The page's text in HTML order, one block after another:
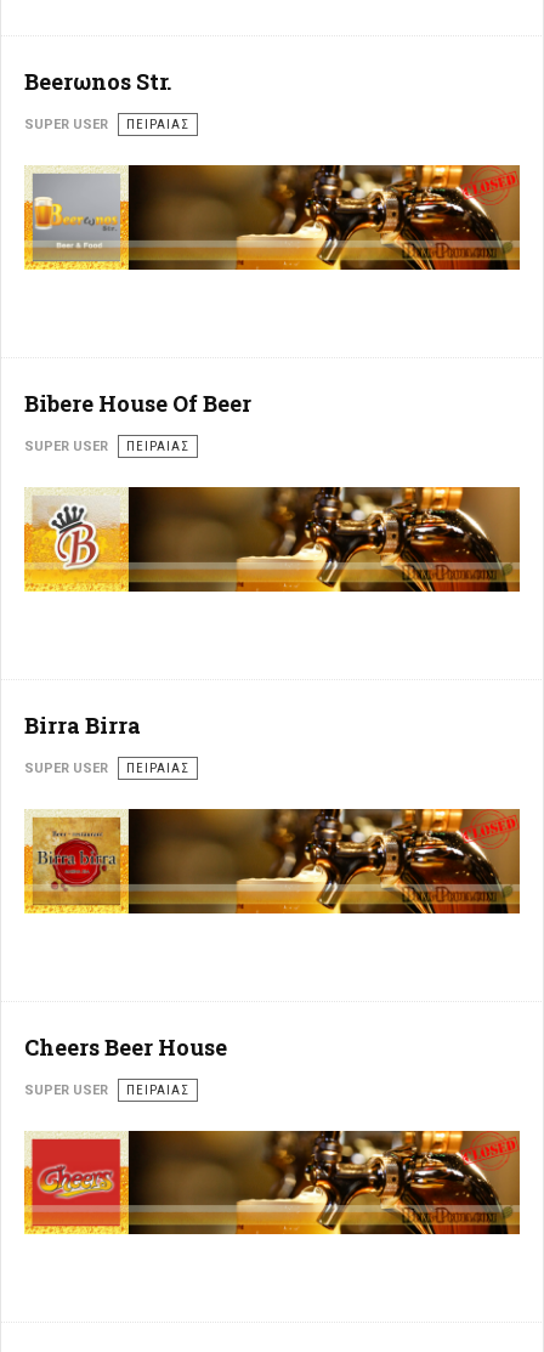
Beerωnos Str.
SUPER USER ΠΕΙΡΑΙΆΣ
Bibere House Of Beer
SUPER USER ΠΕΙΡΑΙΆΣ
Birra Birra
SUPER USER ΠΕΙΡΑΙΆΣ
Cheers Beer House
SUPER USER ΠΕΙΡΑΙΆΣ